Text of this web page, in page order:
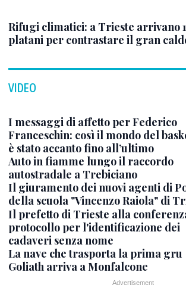
Rifugi climatici: a Trieste arrivano
platani per contrastare il gran
VIDEO
I messaggi di affetto per Federico
Franceschin: così il mondo del
è stato accanto fino all’ultimo
Auto in fiamme lungo il raccordo
autostradale a Trebiciano
Il giuramento dei nuovi agenti di
della scuola "Vincenzo Raiola" di
Il prefetto di Trieste alla
protocollo per l'identificazione dei
cadaveri senza nome
La nave che trasporta la prima gru
Goliath arriva a Monfalcone